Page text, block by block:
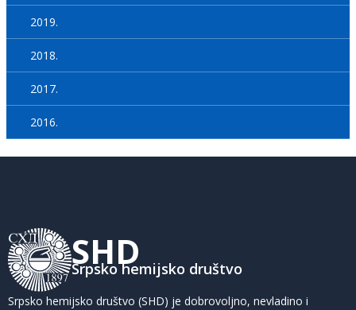
2019.
2018.
2017.
2016.
SHD
Srpsko hemijsko društvo
Srpsko hemijsko društvo (SHD) je dobrovoljno, nevladino i